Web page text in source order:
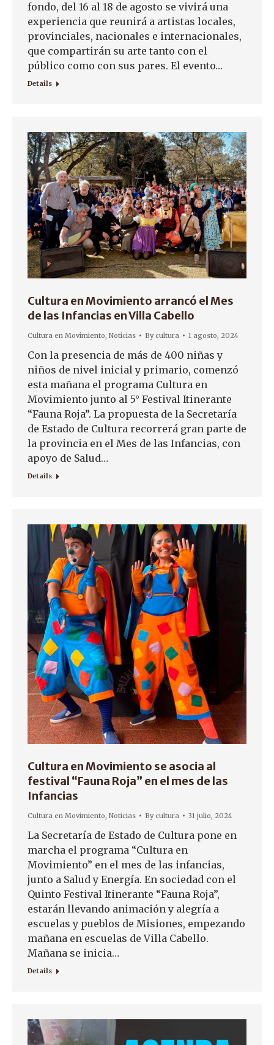
fondo, del 16 al 18 de agosto se vivirá una
experiencia que reunirá a artistas locales,
provinciales, nacionales e internacionales,
que compartirán su arte tanto con el
público como con sus pares. El evento…
Details
Cultura en Movimiento arrancó el Mes
de las Infancias en Villa Cabello
Cultura en Movimiento, Noticias Bycultura 1 agosto, 2024
Con la presencia de más de 400 niñas y
niños de nivel inicial y primario, comenzó
esta mañana el programa Cultura en
Movimiento junto al 5° Festival Itinerante
“Fauna Roja”. La propuesta de la Secretaría
de Estado de Cultura recorrerá gran parte de
la provincia en el Mes de las Infancias, con
apoyo de Salud…
Details
Cultura en Movimiento se asocia al
festival “Fauna Roja” en el mes de las
Infancias
Cultura en Movimiento, Noticias Bycultura 31 julio, 2024
La Secretaría de Estado de Cultura pone en
marcha el programa “Cultura en
Movimiento” en el mes de las infancias,
junto a Salud y Energía. En sociedad con el
Quinto Festival Itinerante “Fauna Roja”,
estarán llevando animación y alegría a
escuelas y pueblos de Misiones, empezando
mañana en escuelas de Villa Cabello.
Mañana se inicia…
Details